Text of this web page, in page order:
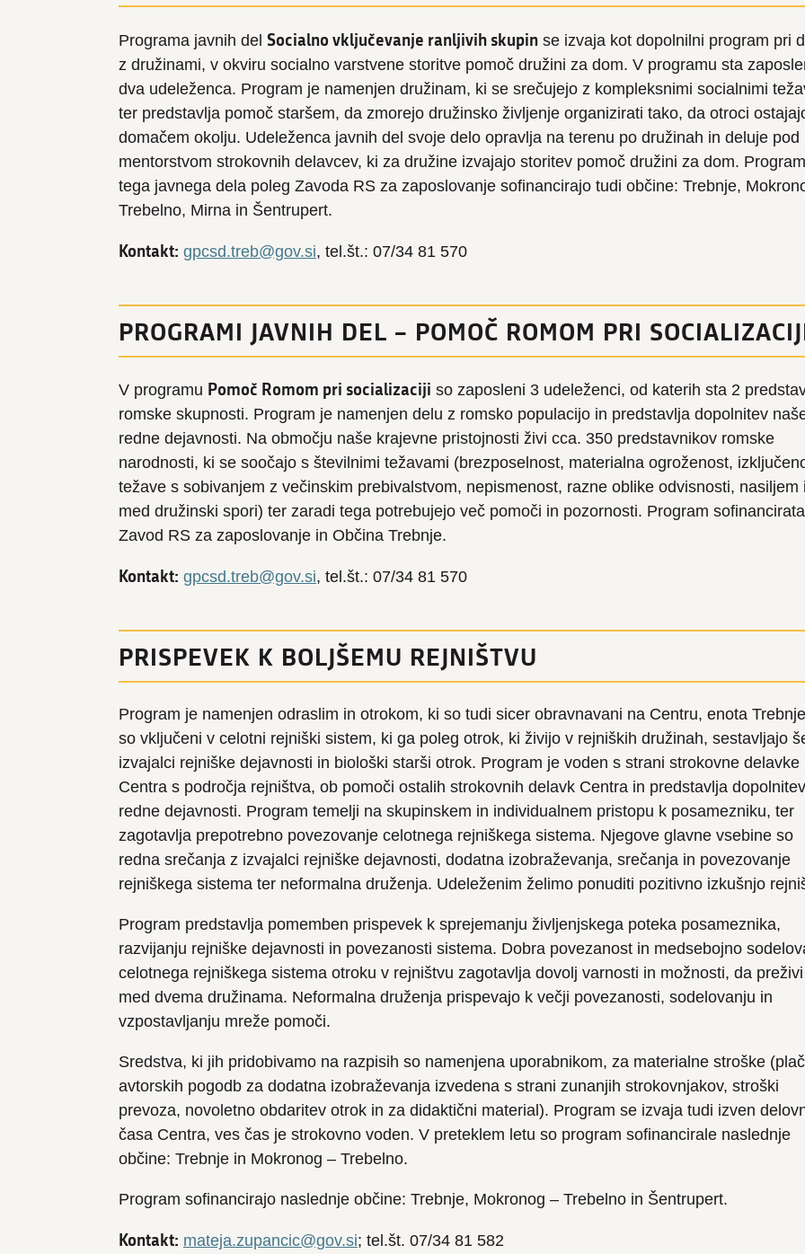
Programa javnih del Socialno vključevanje ranljivih skupin se izvaja kot dopolnilni program pri
z družinami, v okviru socialno varstvene storitve pomoč družini za dom. V programu sta
dva udeleženca. Program je namenjen družinam, ki se srečujejo z kompleksnimi socialnimi
ter predstavlja pomoč staršem, da zmorejo družinsko življenje organizirati tako, da otroci
domačem okolju. Udeleženca javnih del svoje delo opravlja na terenu po družinah in deluje pod
mentorstvom strokovnih delavcev, ki za družine izvajajo storitev pomoč družini za dom. Program
tega javnega dela poleg Zavoda RS za zaposlovanje sofinancirajo tudi občine: Trebnje,
Trebelno, Mirna in Šentrupert.
Kontakt: gpcsd.treb@gov.si, tel.št.: 07/34 81 570
PROGRAMI JAVNIH DEL – POMOČ ROMOM PRI
V programu Pomoč Romom pri socializaciji so zaposleni 3 udeleženci, od katerih sta 2
romske skupnosti. Program je namenjen delu z romsko populacijo in predstavlja dopolnitev
redne dejavnosti. Na območju naše krajevne pristojnosti živi cca. 350 predstavnikov romske
narodnosti, ki se soočajo s številnimi težavami (brezposelnost, materialna ogroženost,
težave s sobivanjem z večinskim prebivalstvom, nepismenost, razne oblike odvisnosti, nasiljem
med družinski spori) ter zaradi tega potrebujejo več pomoči in pozornosti. Program sofinancirata
Zavod RS za zaposlovanje in Občina Trebnje.
Kontakt: gpcsd.treb@gov.si, tel.št.: 07/34 81 570
PRISPEVEK K BOLJŠEMU REJNIŠTVU
Program je namenjen odraslim in otrokom, ki so tudi sicer obravnavani na Centru, enota
so vključeni v celotni rejniški sistem, ki ga poleg otrok, ki živijo v rejniških družinah, sestavljajo
izvajalci rejniške dejavnosti in biološki starši otrok. Program je voden s strani strokovne delavke
Centra s področja rejništva, ob pomoči ostalih strokovnih delavk Centra in predstavlja dopolnitev
redne dejavnosti. Program temelji na skupinskem in individualnem pristopu k posamezniku, ter
zagotavlja prepotrebno povezovanje celotnega rejniškega sistema. Njegove glavne vsebine so
redna srečanja z izvajalci rejniške dejavnosti, dodatna izobraževanja, srečanja in povezovanje
rejniškega sistema ter neformalna druženja. Udeleženim želimo ponuditi pozitivno izkušnjo
Program predstavlja pomemben prispevek k sprejemanju življenjskega poteka posameznika,
razvijanju rejniške dejavnosti in povezanosti sistema. Dobra povezanost in medsebojno
celotnega rejniškega sistema otroku v rejništvu zagotavlja dovolj varnosti in možnosti, da preživi
med dvema družinama. Neformalna druženja prispevajo k večji povezanosti, sodelovanju in
vzpostavljanju mreže pomoči.
Sredstva, ki jih pridobivamo na razpisih so namenjena uporabnikom, za materialne stroške
avtorskih pogodb za dodatna izobraževanja izvedena s strani zunanjih strokovnjakov, stroški
prevoza, novoletno obdaritev otrok in za didaktični material). Program se izvaja tudi izven
časa Centra, ves čas je strokovno voden. V preteklem letu so program sofinancirale naslednje
občine: Trebnje in Mokronog – Trebelno.
Program sofinancirajo naslednje občine: Trebnje, Mokronog – Trebelno in Šentrupert.
Kontakt: mateja.zupancic@gov.si; tel.št. 07/34 81 582